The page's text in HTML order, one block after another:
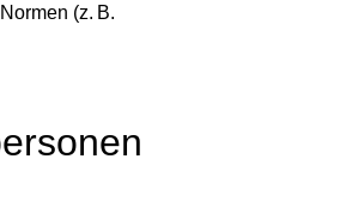
(z. B.